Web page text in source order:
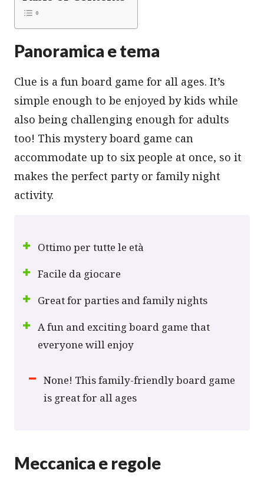
Panoramica e tema
Clue is a fun board game for all ages. It’s
simple enough to be enjoyed by kids while
also being challenging enough for adults
too! This mystery board game can
accommodate up to six people at once, so it
makes the perfect party or family night
activity.
Ottimo per tutte le età
Facile da giocare
Great for parties and family nights
A fun and exciting board game that
everyone will enjoy
None! This family-friendly board game
is great for all ages
Meccanica e regole